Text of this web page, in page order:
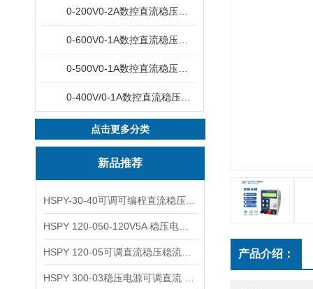
点击更多分类
新品推荐
产品介绍：